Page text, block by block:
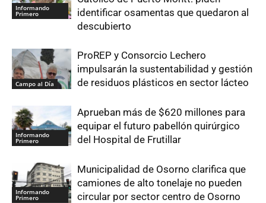
Informando
Primero
identificar osamentas que quedaron al
descubierto
Campo al Día
ProREP y Consorcio Lechero
impulsarán la sustentabilidad y gestión
de residuos plásticos en sector lácteo
Informando
Primero
Aprueban más de $620 millones para
equipar el futuro pabellón quirúrgico
del Hospital de Frutillar
Informando
Primero
Municipalidad de Osorno clarifica que
camiones de alto tonelaje no pueden
circular por sector centro de Osorno